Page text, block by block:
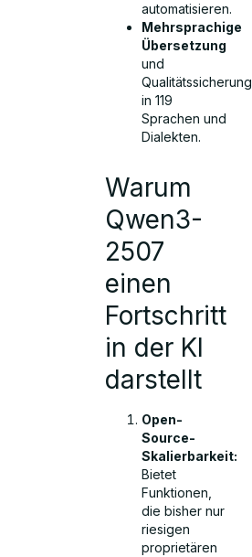
automatisieren.
Mehrsprachige
Übersetzung
und
Qualitätssicherung
in 119
Sprachen und
Dialekten.
Warum
Qwen3-
2507
einen
Fortschritt
in der KI
darstellt
Open-
Source-
Skalierbarkeit:
Bietet
Funktionen,
die bisher nur
riesigen
proprietären